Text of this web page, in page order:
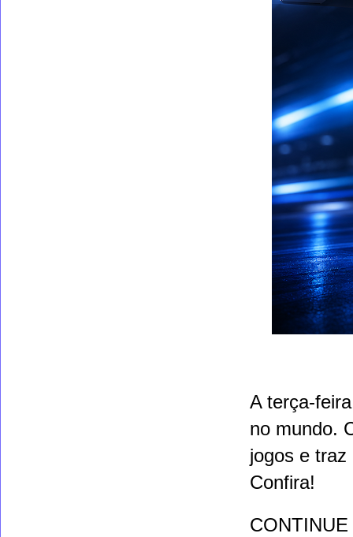
A terça-
no mundo.
jogos e
Confira!